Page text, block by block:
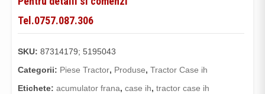
Tel.0757.087.306
SKU: 87314179; 5195043
Categorii: Piese Tractor, Produse, Tractor Case ih
Etichete: acumulator frana, case ih, tractor case ih